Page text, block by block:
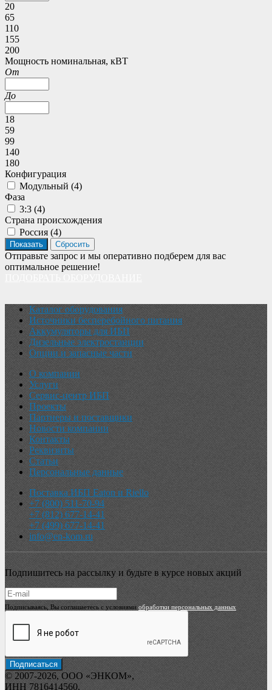
20
65
110
155
200
Мощность номинальная, кВТ
От
До
18
59
99
140
180
Конфигурация
Модульный (4)
Фаза
3:3 (4)
Страна происхождения
Россия (4)
Отправьте запрос и мы оперативно подберем для вас
оптимальное решение!
Каталог оборудования
Источники бесперебойного питания
Аккумуляторы для ИБП
Дизельные электростанции
Опции и запасные части
О компании
Услуги
Сервис-центр ИБП
Проекты
Партнеры и поставщики
Новости компании
Контакты
Реквизиты
Статьи
Персональные данные
Поставка ИБП Eaton и Riello
+7 (800) 511-70-94
+7 (812) 677-14-41
+7 (499) 677-14-41
info@en-kom.ru
Подпишитесь на рассылку и будьте в курсе новых акций
Подписываясь, Вы соглашаетесь с условиями обработки персональных данных
© 2007-2026, ООО «ЭНКОМ»,
ИНН 7816414560.